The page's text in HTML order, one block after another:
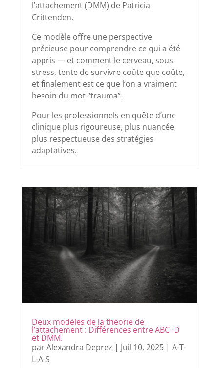
l’attachement (DMM) de Patricia
Crittenden.
Ce modèle offre une perspective
précieuse pour comprendre ce qui a été
appris — et comment le cerveau, sous
stress, tente de survivre coûte que coûte,
et finalement est ce que l’on a vraiment
besoin du mot “trauma”.
Pour les professionnels en quête d’une
clinique plus rigoureuse, plus nuancée,
plus respectueuse des stratégies
adaptatives.
Deux modèles de la théorie de
l’attachement : Différences entre ABC+D
et DMM.
parAlexandra Deprez | Juil 10, 2025| A-T-
L-A-S